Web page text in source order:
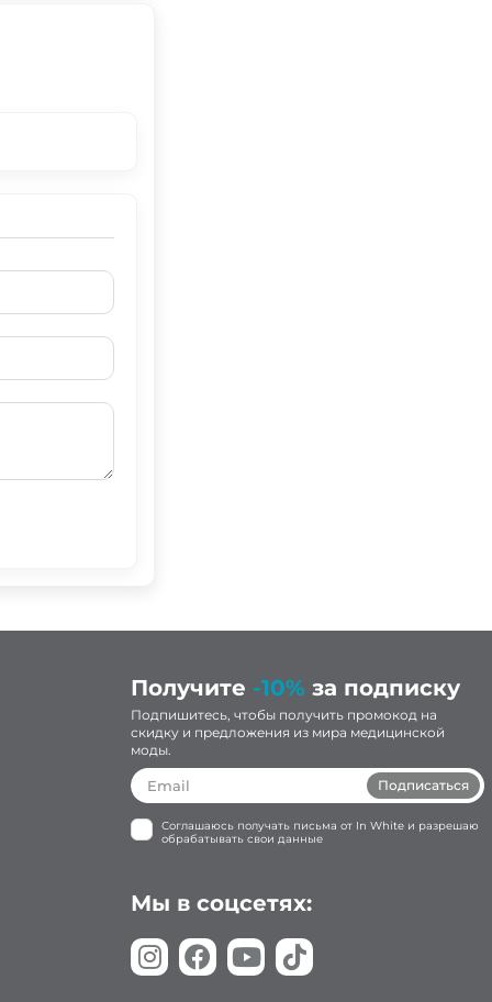
Получите -10% за подписку
Подпишитесь, чтобы получить промокод на
скидку и предложения из мира медицинской
моды.
Подписаться
Соглашаюсь получать письма от In White и разрешаю
обрабатывать свои данные
Мы в соцсетях: